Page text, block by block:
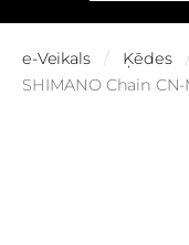
e-Veikals Ķēdes
SHIMANO Chain CN-